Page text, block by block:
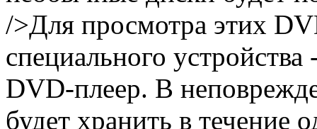
/>Для просмотра этих
специального
DVD-плеер. В
будет хранить в течение